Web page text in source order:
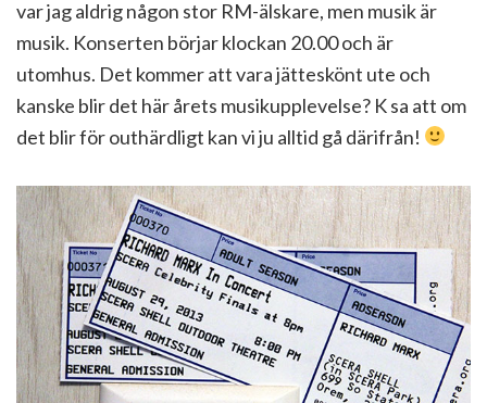
var jag aldrig någon stor RM-älskare, men musik är
musik. Konserten börjar klockan 20.00 och är
utomhus. Det kommer att vara jätteskönt ute och
kanske blir det här årets musikupplevelse? K sa att om
det blir för outhärdligt kan vi ju alltid gå därifrån!